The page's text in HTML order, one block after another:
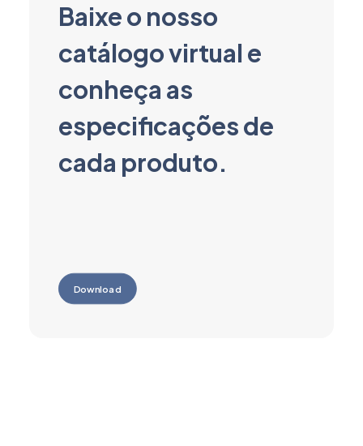
Baixe o nosso
catálogo virtual e
conheça as
especificações de
cada produto.
Download